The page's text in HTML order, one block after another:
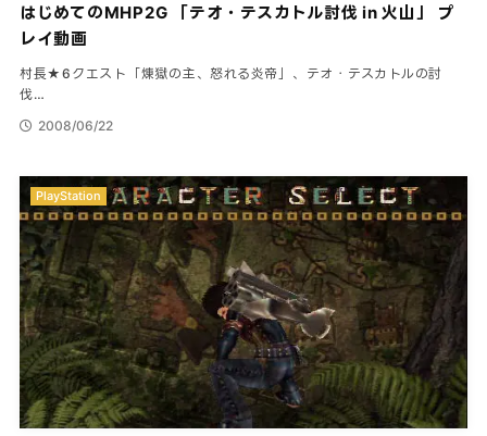
はじめてのMHP2G 「テオ・テスカトル討伐 in 火山」 プ
レイ動画
村長★6クエスト「煉獄の主、怒れる炎帝」、テオ・テスカトルの討
伐…
2008/06/22
PlayStation